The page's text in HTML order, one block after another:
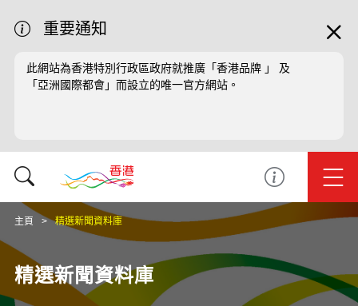
重要通知
此網站為香港特別行政區政府就推廣「香港品牌 」 及
「亞洲國際都會」而設立的唯一官方網站。
主頁 精選新聞資料庫
精選新聞資料庫